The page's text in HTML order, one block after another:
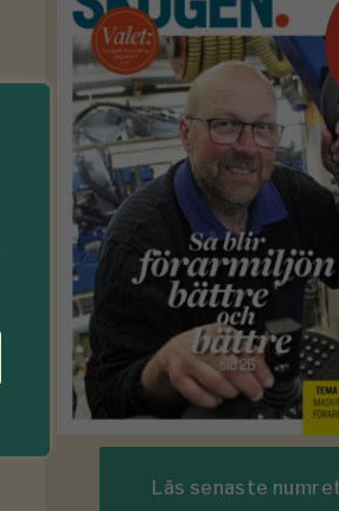
Läs senaste